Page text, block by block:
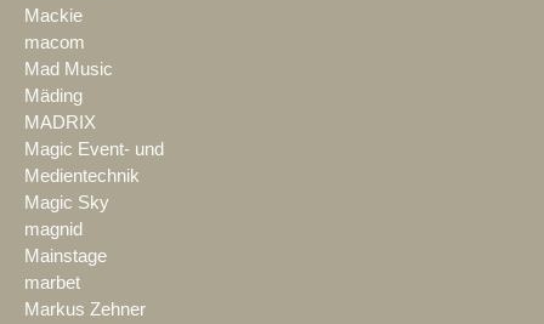
Mackie
macom
Mad Music
Mäding
MADRIX
Magic Event- und
Medientechnik
Magic Sky
magnid
Mainstage
marbet
Markus Zehner